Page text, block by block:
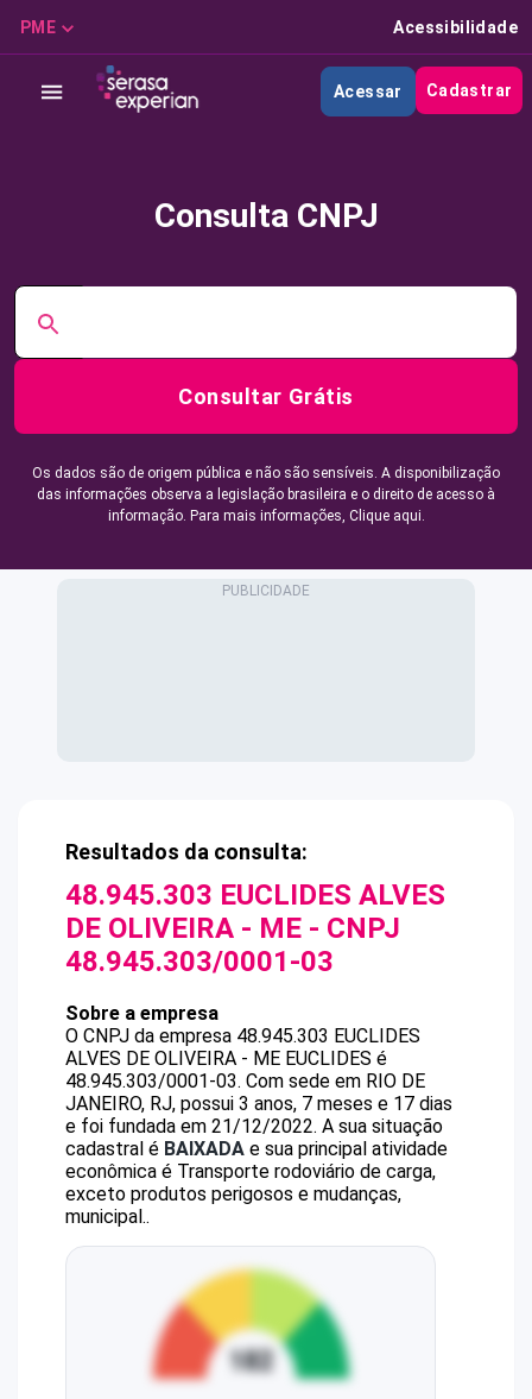
PME Acessibilidade
Acessar Cadastrar
Consulta CNPJ
Consultar Grátis
Os dados são de origem pública e não são sensíveis. A disponibilização
das informações observa a legislação brasileira e o direito de acesso à
informação. Para mais informações, Clique aqui.
Resultados da consulta:
48.945.303 EUCLIDES ALVES
DE OLIVEIRA - ME - CNPJ
48.945.303/0001-03
Sobre a empresa
O CNPJ da empresa 48.945.303 EUCLIDES
ALVES DE OLIVEIRA - ME EUCLIDES é
48.945.303/0001-03. Com sede em RIO DE
JANEIRO, RJ, possui 3 anos, 7 meses e 17 dias
e foi fundada em 21/12/2022. A sua situação
cadastral é BAIXADA e sua principal atividade
econômica é Transporte rodoviário de carga,
exceto produtos perigosos e mudanças,
municipal..